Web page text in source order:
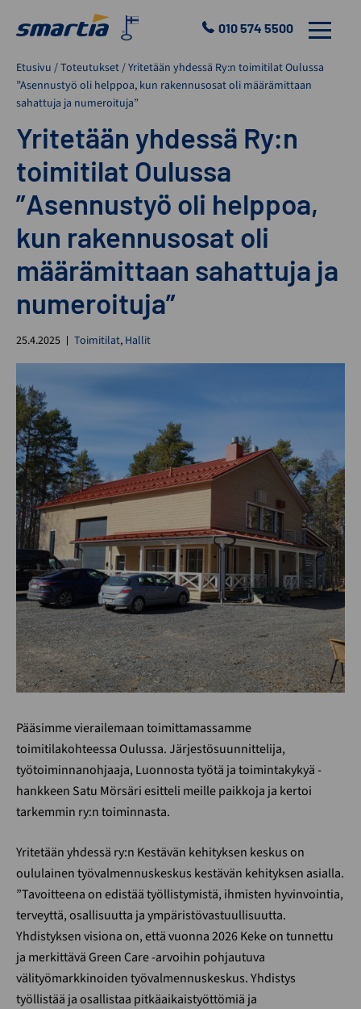
Oy
010 574 5500 VALIKKO
Etusivu /Toteutukset/Yritetään yhdessä Ry:n toimitilat Oulussa
”Asennustyö oli helppoa, kun rakennusosat oli määrämittaan
sahattuja ja numeroituja”
Yritetään yhdessä Ry:n
toimitilat Oulussa
”Asennustyö oli helppoa,
kun rakennusosat oli
määrämittaan sahattuja ja
numeroituja”
25.4.2025 Toimitilat, Hallit
Pääsimme vierailemaan toimittamassamme
toimitilakohteessa Oulussa. Järjestösuunnittelija,
työtoiminnanohjaaja, Luonnosta työtä ja toimintakykyä -
hankkeen Satu Mörsäri esitteli meille paikkoja ja kertoi
tarkemmin ry:n toiminnasta.
Yritetään yhdessä ry:n Kestävän kehityksen keskus on
oululainen työvalmennuskeskus kestävän kehityksen asialla.
”Tavoitteena on edistää työllistymistä, ihmisten hyvinvointia,
terveyttä, osallisuutta ja ympäristövastuullisuutta.
Yhdistyksen visiona on, että vuonna 2026 Keke on tunnettu
ja merkittävä Green Care -arvoihin pohjautuva
välityömarkkinoiden työvalmennuskeskus. Yhdistys
työllistää ja osallistaa pitkäaikaistyöttömiä ja